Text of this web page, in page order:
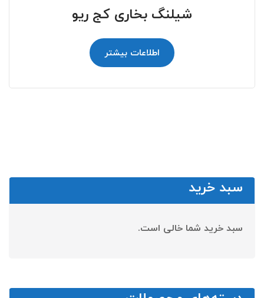
شیلنگ بخاری کج ریو
اطلاعات بیشتر
سبد خرید
سبد خرید شما خالی است.